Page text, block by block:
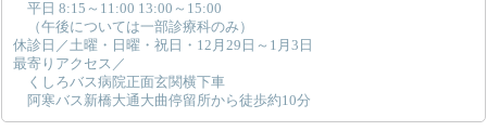
平日 8:15～11:00 13:00～15:00
（午後については一部診療科のみ）
休診日／土曜・日曜・祝日・12月29日～1月3日
最寄りアクセス／
くしろバス病院正面玄関横下車
阿寒バス新橋大通大曲停留所から徒歩約10分